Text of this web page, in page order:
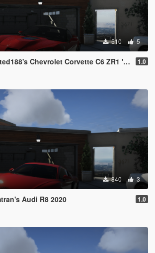
510 5
Chevrolet Corvette C6 ZR1 '09 1.0
840 3
Audi R8 2020 1.0